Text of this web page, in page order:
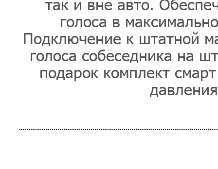
так и вне авто.
голоса в
Подключение к штатной
голоса собеседника на
подарок комплект